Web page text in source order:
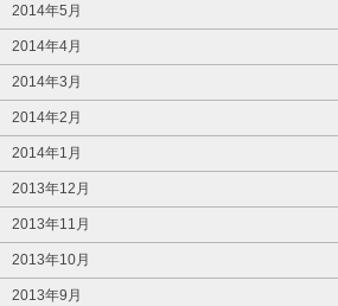
2014年5月
2014年4月
2014年3月
2014年2月
2014年1月
2013年12月
2013年11月
2013年10月
2013年9月